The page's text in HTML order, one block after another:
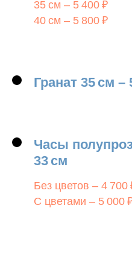
35 см – 5 400 ₽
40 см – 5 800 ₽
Гранат 35 см –
Часы
33 см
Без цветов – 4 700
С цветами – 5 000